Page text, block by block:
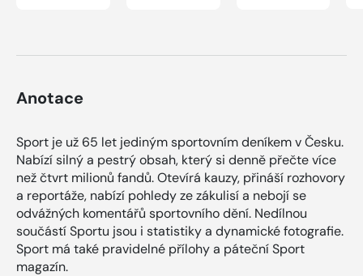
Anotace
Sport je už 65 let jediným sportovním deníkem v Česku.
Nabízí silný a pestrý obsah, který si denně přečte více
než čtvrt milionů fandů. Otevírá kauzy, přináší rozhovory
a reportáže, nabízí pohledy ze zákulisí a nebojí se
odvážných komentářů sportovního dění. Nedílnou
součástí Sportu jsou i statistiky a dynamické fotografie.
Sport má také pravidelné přílohy a páteční Sport
magazín.